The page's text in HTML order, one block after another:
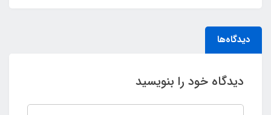
دیدگاه‌ها
دیدگاه خود را بنویسید